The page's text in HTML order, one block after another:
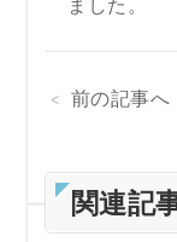
ました。
前の記事へ
関連記